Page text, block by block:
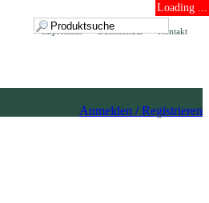
Loading ...
Kontakt
Datenschutz
Impressum
Anmelden / Registrieren